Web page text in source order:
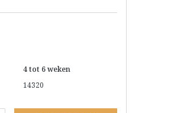
4 tot 6 weken
14320